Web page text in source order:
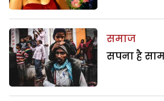
समाज
सपना है